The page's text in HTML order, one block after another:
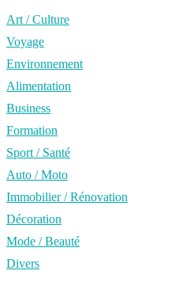
Art / Culture
Voyage
Environnement
Alimentation
Business
Formation
Sport / Santé
Auto / Moto
Immobilier / Rénovation
Décoration
Mode / Beauté
Divers